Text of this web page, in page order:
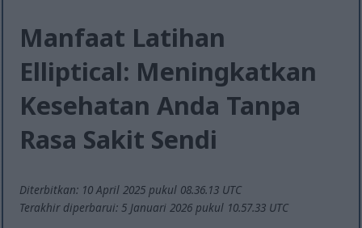
Manfaat Latihan
Elliptical: Meningkatkan
Kesehatan Anda Tanpa
Rasa Sakit Sendi
Diterbitkan: 10 April 2025 pukul 08.36.13 UTC
Terakhir diperbarui: 5 Januari 2026 pukul 10.57.33 UTC